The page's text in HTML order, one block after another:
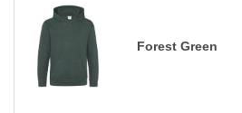
Forest Green